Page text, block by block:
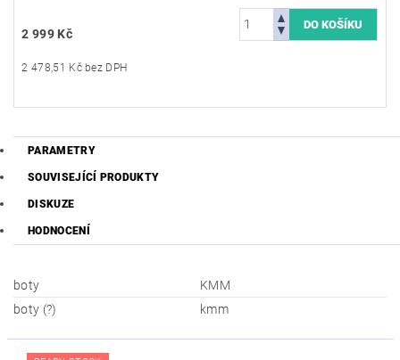
2 999 Kč
2 478,51 Kč bez DPH
PARAMETRY
SOUVISEJÍCÍ PRODUKTY
DISKUZE
HODNOCENÍ
boty
KMM
boty (?)
kmm